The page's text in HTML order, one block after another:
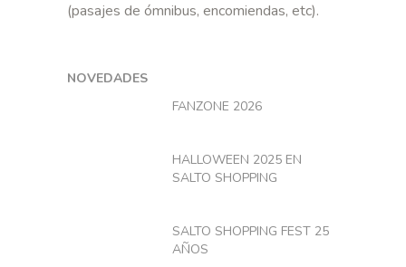
(pasajes de ómnibus, encomiendas, etc).
NOVEDADES
FANZONE 2026
HALLOWEEN 2025 EN
SALTO SHOPPING
SALTO SHOPPING FEST 25
AÑOS